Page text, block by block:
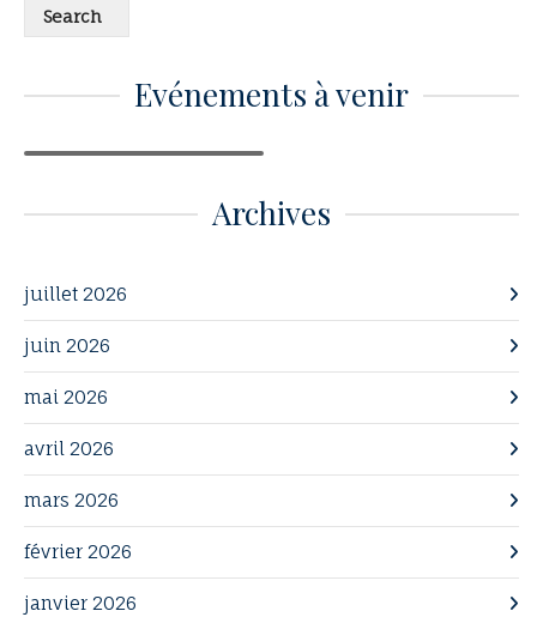
Evénements à venir
Archives
juillet 2026
juin 2026
mai 2026
avril 2026
mars 2026
février 2026
janvier 2026